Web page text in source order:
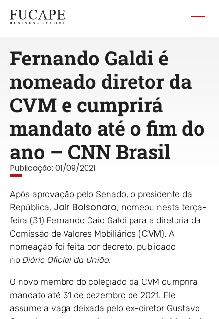
Fernando Galdi é
nomeado diretor da
CVM e cumprirá
mandato até o fim do
ano – CNN Brasil
Publicação: 01/09/2021
Após aprovação pelo Senado, o presidente da
República, Jair Bolsonaro, nomeou nesta terça-
feira (31) Fernando Caio Galdi para a diretoria da
Comissão de Valores Mobiliários (CVM). A
nomeação foi feita por decreto, publicado
no Diário Oficial da União.
O novo membro do colegiado da CVM cumprirá
mandato até 31 de dezembro de 2021. Ele
assume a vaga deixada pelo ex-diretor Gustavo